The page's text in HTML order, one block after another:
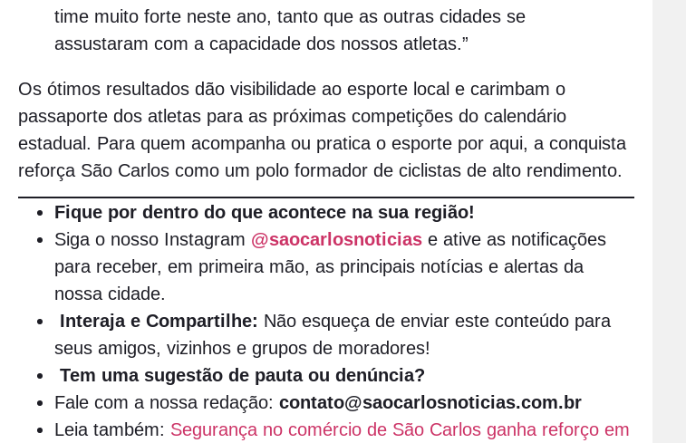
time muito forte neste ano, tanto que as outras cidades se
assustaram com a capacidade dos nossos atletas.”
Os ótimos resultados dão visibilidade ao esporte local e carimbam o
passaporte dos atletas para as próximas competições do calendário
estadual. Para quem acompanha ou pratica o esporte por aqui, a conquista
reforça São Carlos como um polo formador de ciclistas de alto rendimento.
Fique por dentro do que acontece na sua região!
Siga o nosso Instagram @saocarlosnoticias e ative as notificações
para receber, em primeira mão, as principais notícias e alertas da
nossa cidade.
Interaja e Compartilhe: Não esqueça de enviar este conteúdo para
seus amigos, vizinhos e grupos de moradores!
Tem uma sugestão de pauta ou denúncia?
Fale com a nossa redação: contato@saocarlosnoticias.com.br
Leia também: Segurança no comércio de São Carlos ganha reforço em